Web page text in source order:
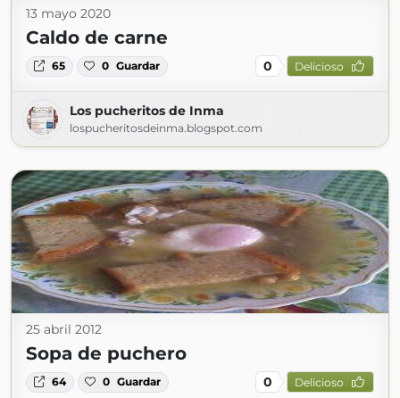
13 mayo 2020
Caldo de carne
65 0 Guardar 0 Delicioso
Los pucheritos de Inma
lospucheritosdeinma.blogspot.com
25 abril 2012
Sopa de puchero
64 0 Guardar 0 Delicioso